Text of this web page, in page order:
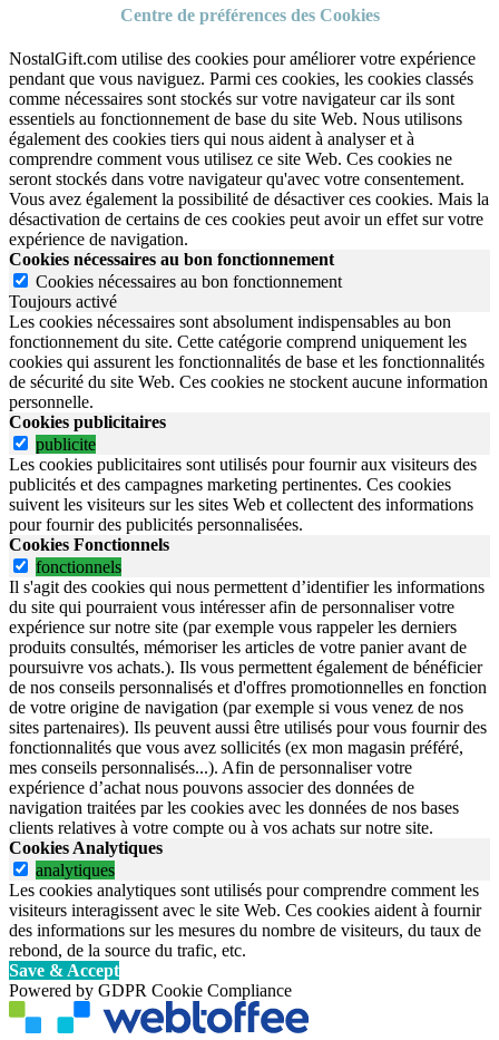
Centre de préférences des Cookies
NostalGift.com utilise des cookies pour améliorer votre expérience
pendant que vous naviguez. Parmi ces cookies, les cookies classés
comme nécessaires sont stockés sur votre navigateur car ils sont
essentiels au fonctionnement de base du site Web. Nous utilisons
également des cookies tiers qui nous aident à analyser et à
comprendre comment vous utilisez ce site Web. Ces cookies ne
seront stockés dans votre navigateur qu'avec votre consentement.
Vous avez également la possibilité de désactiver ces cookies. Mais la
désactivation de certains de ces cookies peut avoir un effet sur votre
expérience de navigation.
Cookies nécessaires au bon fonctionnement
Cookies nécessaires au bon fonctionnement
Toujours activé
Les cookies nécessaires sont absolument indispensables au bon
fonctionnement du site. Cette catégorie comprend uniquement les
cookies qui assurent les fonctionnalités de base et les fonctionnalités
de sécurité du site Web. Ces cookies ne stockent aucune information
personnelle.
Cookies publicitaires
publicite
Les cookies publicitaires sont utilisés pour fournir aux visiteurs des
publicités et des campagnes marketing pertinentes. Ces cookies
suivent les visiteurs sur les sites Web et collectent des informations
pour fournir des publicités personnalisées.
Cookies Fonctionnels
fonctionnels
Il s'agit des cookies qui nous permettent d’identifier les informations
du site qui pourraient vous intéresser afin de personnaliser votre
expérience sur notre site (par exemple vous rappeler les derniers
produits consultés, mémoriser les articles de votre panier avant de
poursuivre vos achats.). Ils vous permettent également de bénéficier
de nos conseils personnalisés et d'offres promotionnelles en fonction
de votre origine de navigation (par exemple si vous venez de nos
sites partenaires). Ils peuvent aussi être utilisés pour vous fournir des
fonctionnalités que vous avez sollicités (ex mon magasin préféré,
mes conseils personnalisés...). Afin de personnaliser votre
expérience d’achat nous pouvons associer des données de
navigation traitées par les cookies avec les données de nos bases
clients relatives à votre compte ou à vos achats sur notre site.
Cookies Analytiques
analytiques
Les cookies analytiques sont utilisés pour comprendre comment les
visiteurs interagissent avec le site Web. Ces cookies aident à fournir
des informations sur les mesures du nombre de visiteurs, du taux de
rebond, de la source du trafic, etc.
Save & Accept
Powered by GDPR Cookie Compliance